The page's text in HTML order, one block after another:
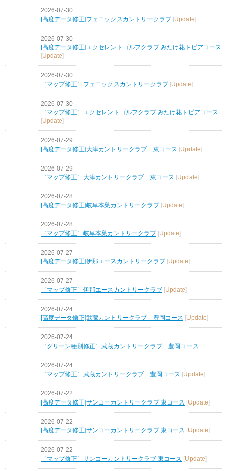
2026-07-30
[高度データ修正]フェニックスカントリークラブ [Update]
2026-07-30
[高度データ修正]エクセレントゴルフクラブ みたけ花トピアコース
[Update]
2026-07-30
［マップ修正］フェニックスカントリークラブ [Update]
2026-07-30
［マップ修正］エクセレントゴルフクラブ みたけ花トピアコース
[Update]
2026-07-29
[高度データ修正]大津カントリークラブ 東コース [Update]
2026-07-29
［マップ修正］大津カントリークラブ 東コース [Update]
2026-07-28
[高度データ修正]岐阜本巣カントリークラブ
Update
2026-07-28
［マップ修正］岐阜本巣カントリークラブ [Update]
2026-07-27
[高度データ修正]伊那エースカントリークラブ
Update
2026-07-27
［マップ修正］伊那エースカントリークラブ [Update]
2026-07-24
[高度データ修正]武蔵カントリークラブ 豊岡コース
Update
2026-07-24
［グリーン種別修正］武蔵カントリークラブ 豊岡コース
2026-07-24
［マップ修正］武蔵カントリークラブ 豊岡コース [Update]
2026-07-22
[高度データ修正]サンコーカントリークラブ 東コース [Update]
2026-07-22
[高度データ修正]サンコーカントリークラブ 東コース [Update]
2026-07-22
［マップ修正］サンコーカントリークラブ 東コース [Update]